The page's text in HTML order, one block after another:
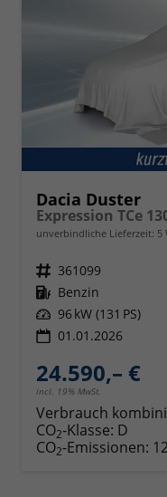
Dacia Duster
unverbindliche Lieferzeit: 5
Fahrzeugnr. 361099
Kraftstoff Benzin
Leistung 96 kW (131 PS)
01.01.2026
24.590,– €
incl. 19% MwSt.
Verbrauch
CO2-Klasse: D
CO2-Emissionen: